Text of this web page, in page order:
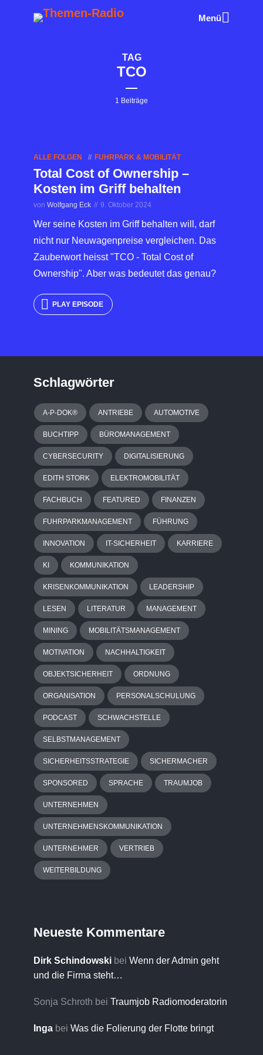
Menü
TAG
TCO
1 Beiträge
ALLE FOLGEN FUHRPARK & MOBILITÄT
Total Cost of Ownership –
Kosten im Griff behalten
von Wolfgang Eck 9. Oktober 2024
Wer seine Kosten im Griff behalten will, darf
nicht nur Neuwagenpreise vergleichen. Das
Zauberwort heisst "TCO - Total Cost of
Ownership". Aber was bedeutet das genau?
PLAY EPISODE
Schlagwörter
A-P-DOK® ANTRIEBE AUTOMOTIVE
BUCHTIPP BÜROMANAGEMENT
CYBERSECURITY DIGITALISIERUNG
EDITH STORK ELEKTROMOBILITÄT
FACHBUCH FEATURED FINANZEN
FUHRPARKMANAGEMENT FÜHRUNG
INNOVATION IT-SICHERHEIT KARRIERE
KI KOMMUNIKATION
KRISENKOMMUNIKATION LEADERSHIP
LESEN LITERATUR MANAGEMENT
MINING MOBILITÄTSMANAGEMENT
MOTIVATION NACHHALTIGKEIT
OBJEKTSICHERHEIT ORDNUNG
ORGANISATION PERSONALSCHULUNG
PODCAST SCHWACHSTELLE
SELBSTMANAGEMENT
SICHERHEITSSTRATEGIE SICHERMACHER
SPONSORED SPRACHE TRAUMJOB
UNTERNEHMEN
UNTERNEHMENSKOMMUNIKATION
UNTERNEHMER VERTRIEB
WEITERBILDUNG
Neueste Kommentare
Dirk Schindowski bei Wenn der Admin geht
und die Firma steht…
Sonja Schroth bei Traumjob Radiomoderatorin
Inga bei Was die Folierung der Flotte bringt